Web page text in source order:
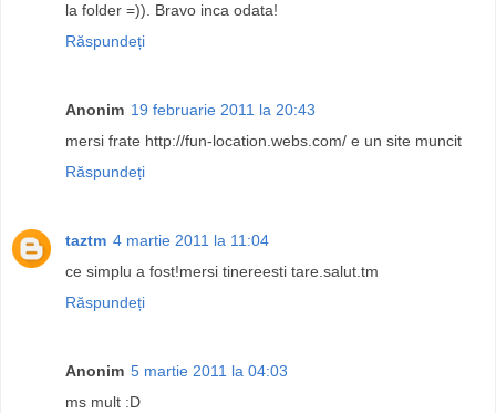
la folder =)). Bravo inca odata!
Răspundeți
Anonim 19 februarie 2011 la 20:43
mersi frate http://fun-location.webs.com/ e un site muncit
Răspundeți
taztm 4 martie 2011 la 11:04
ce simplu a fost!mersi tinereesti tare.salut.tm
Răspundeți
Anonim 5 martie 2011 la 04:03
ms mult :D